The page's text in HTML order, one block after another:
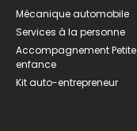
Mécanique automobile
Services à la personne
Accompagnement Petite
enfance
Kit auto-entrepreneur